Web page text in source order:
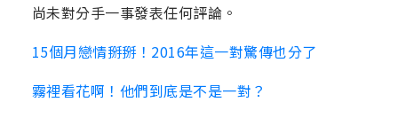
尚未對分手一事發表任何評論。
15個月戀情掰掰！2016年這一對驚傳也分了
霧裡看花啊！他們到底是不是一對？